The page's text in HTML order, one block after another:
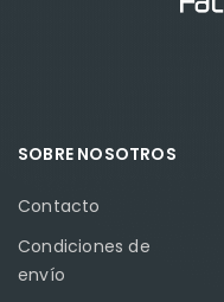
SOBRE NOSOTROS
Contacto
Condiciones de
envío